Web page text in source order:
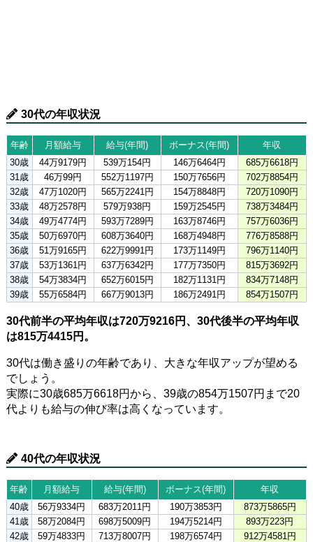
30代の年収状況
年齢 月額給与 給与(年間) ボーナス(年間)
年収
30歳
44万9179円 539万154円 146万6464円
685万6618円
31歳
46万99円 552万1197円 150万7656円
702万8854円
32歳
47万1020円 565万2241円 154万8848円
720万1090円
33歳
48万2578円 579万938円 159万2545円
738万3484円
34歳
49万4774円 593万7289円 163万8746円
757万6036円
35歳
50万6970円 608万3640円 168万4948円
776万8588円
36歳
51万9165円 622万9991円 173万1149円
796万1140円
37歳
53万1361円 637万6342円 177万7350円
815万3692円
38歳
54万3834円 652万6015円 182万1131円
834万7148円
39歳
55万6584円 667万9013円 186万2491円 854万1507円
30代前半の平均年収は720万9216円、30代後半の平均年収
は815万4415円。
30代は働き盛りの年齢であり、大きな年収アップが望める
でしょう。
実際に30歳685万6618円から、39歳の854万1507円まで20
代よりも給与の伸び率は高くなっています。
40代の年収状況
年齢 月額給与 給与(年間) ボーナス(年間)
年収
40歳
56万9334円 683万2011円 190万3853円
873万5865円
41歳
58万2084円 698万5009円 194万5214円
893万223円
42歳
59万4833円 713万8007円 198万6574円
912万4581円